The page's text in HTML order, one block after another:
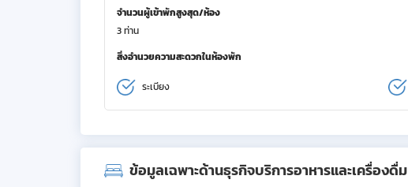
จำนวนผู้เข้าพักสูงสุด/ห้อง
3 ท่าน
สิ่งอำนวยความสะดวกในห้องพัก
ระเบียง
ข้อมูลเฉพาะด้านธุรกิจบริการอาหารและเครื่องดื่ม